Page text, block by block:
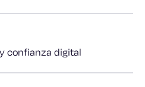
confianza digital